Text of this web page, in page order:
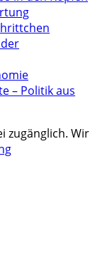
– Politik aus
zugänglich. Wir